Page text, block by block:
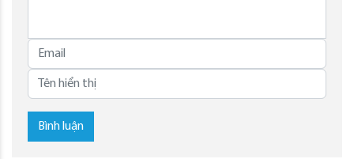
Bình luận